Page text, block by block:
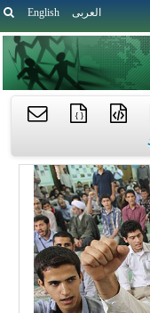
English العربی
{ }